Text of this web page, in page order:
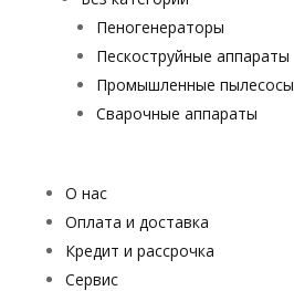
Пеногенераторы
Пескоструйные аппараты
Промышленные пылесосы
Сварочные аппараты
О нас
Оплата и доставка
Кредит и рассрочка
Сервис